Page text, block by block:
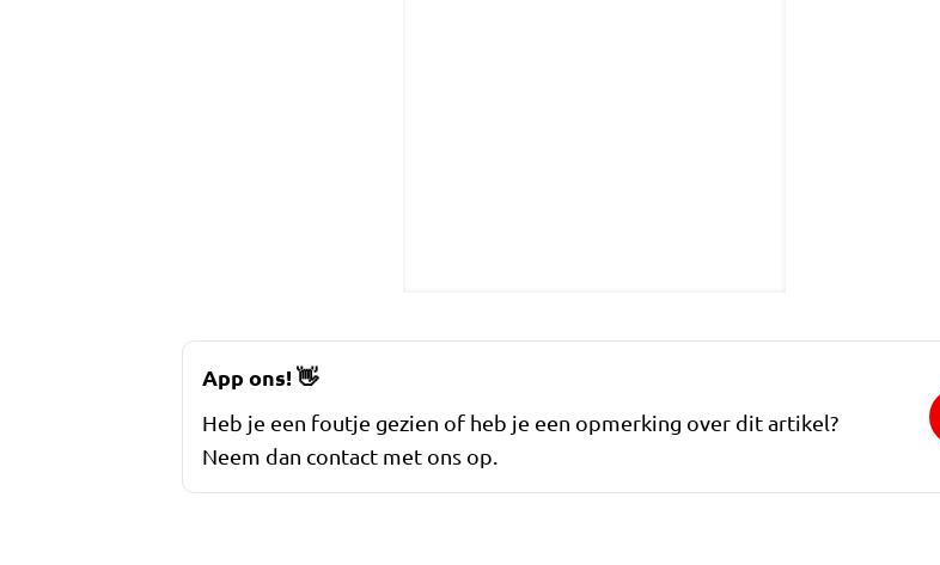
App ons!👋
Heb je een foutje gezien of heb je een opmerking over dit artikel?
Neem dan contact met ons op.